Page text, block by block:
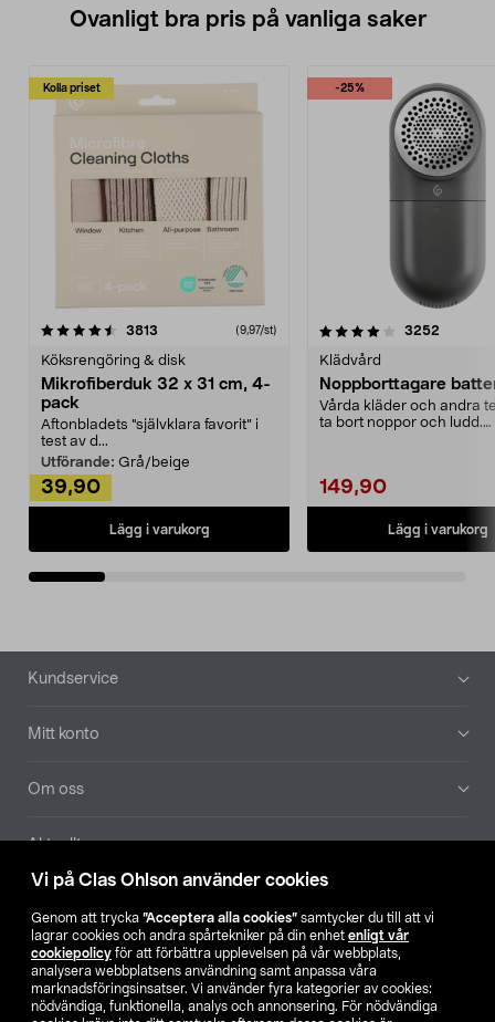
Vi på Clas Ohlson använder cookies
Genom att trycka ”Acceptera alla cookies” samtycker du till att vi
lagrar cookies och andra spårtekniker på din enhet enligt vår
cookiepolicy för att förbättra upplevelsen på vår webbplats,
analysera webbplatsens användning samt anpassa våra
marknadsföringsinsatser. Vi använder fyra kategorier av cookies:
nödvändiga, funktionella, analys och annonsering. För nödvändiga
Ovanligt bra pris på vanliga saker
Kolla priset
3813 (9,97/st)
Köksrengöring & disk
Mikrofiberduk 32 x 31 cm, 4-
pack
Aftonbladets "självklara favorit” i
test av d...
Utförande: Grå/beige
39,90
Lägg i varukorg
-25%
4.0av 5 stjärnor 3252
Klädvård
Noppborttagare
Vårda kläder och andra
ta bort noppor och ludd.
149,90
Lägg i varukorg
4.5av 5 stjärnor
Sidfot
Kundservice
Mitt konto
Om oss
Aktuellt
Hitta butik
SE NO FI